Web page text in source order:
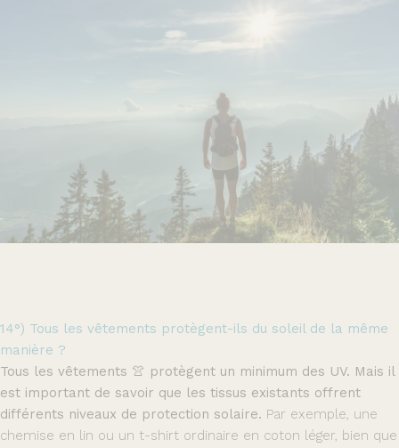
14°) Tous les vêtements protègent-ils du soleil de la même
manière ?
Tous les vêtements 👚 protègent un minimum des UV. Mais il
est important de savoir que les tissus existants offrent
différents niveaux de protection solaire. Par exemple, une
chemise en lin ou un t-shirt ordinaire en coton léger, bien que